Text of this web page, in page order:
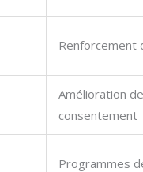
Renforcement
Amélioration
consentement
Programmes